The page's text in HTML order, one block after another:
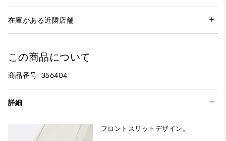
在庫がある近隣店舗
この商品について
商品番号: 356404
詳細
フロントスリットデザイン。